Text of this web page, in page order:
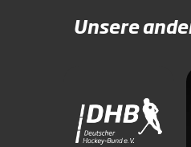
Unsere